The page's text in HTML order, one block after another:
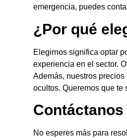
emergencia, puedes
¿Por qué
Elegirnos significa optar
experiencia en el sector.
Además, nuestros
ocultos. Queremos que te
Contáctanos
No esperes más para